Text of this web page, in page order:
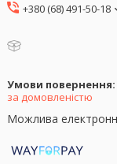
+380 (68) 491-50-18
за домовленістю